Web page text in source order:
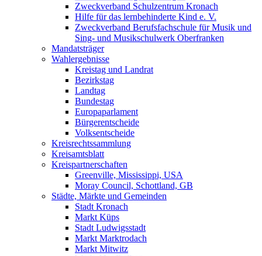
Zweckverband Schulzentrum Kronach
Hilfe für das lernbehinderte Kind e. V.
Zweckverband Berufsfachschule für Musik und
Sing- und Musikschulwerk Oberfranken
Mandatsträger
Wahlergebnisse
Kreistag und Landrat
Bezirkstag
Landtag
Bundestag
Europaparlament
Bürgerentscheide
Volksentscheide
Kreisrechtssammlung
Kreisamtsblatt
Kreispartnerschaften
Greenville, Mississippi, USA
Moray Council, Schottland, GB
Städte, Märkte und Gemeinden
Stadt Kronach
Markt Küps
Stadt Ludwigsstadt
Markt Marktrodach
Markt Mitwitz